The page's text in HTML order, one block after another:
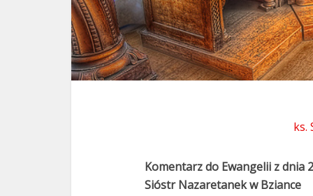
ks.
Komentarz do Ewangelii z dnia
Sióstr Nazaretanek w Bziance